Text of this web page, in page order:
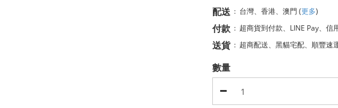
配送 : 台灣、香港、澳門 (更多)
付款 : 超商貨到付款、LINE Pay、信
送貨 : 超商配送、黑貓宅配、順豐速
數量